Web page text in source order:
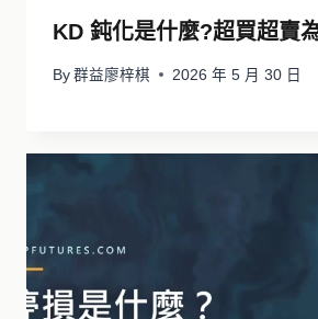
KD 鈍化是什麼?超買超賣
By 群益廖梓棋 2026 年 5 月 30 日